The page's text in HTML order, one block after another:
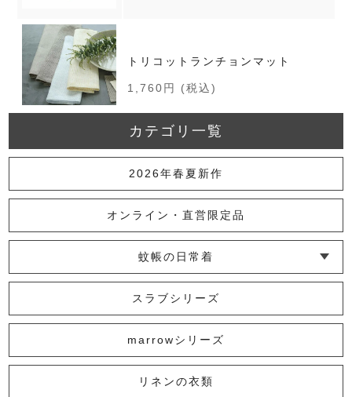
トリコットランチョンマット
1,760円 (税込)
marrowソックス
2,750円 (税込)
リネン浮織ラナー（小）
6,600円 (税込)
リネン浮織ラナー（大）
13,200円 (税込)
カテゴリ一覧
2026年春夏新作
オンライン・直営限定品
蚊帳の日常着
└ インナー
└ トップス
└ ワンピース
└ パンツ
└ スカート
└ 羽織りもの
└ キッズ・ベビー
スラブシリーズ
marrowシリーズ
リネンの衣類